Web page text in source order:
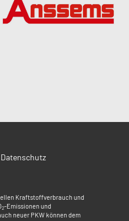
Datenschutz
Kraftstoffverbrauch und
2-Emissionen und
neuer PKW können dem